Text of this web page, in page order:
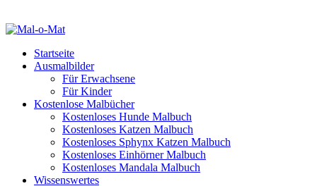
Startseite
Ausmalbilder
Für Erwachsene
Für Kinder
Kostenlose Malbücher
Kostenloses Hunde Malbuch
Kostenloses Katzen Malbuch
Kostenloses Sphynx Katzen Malbuch
Kostenloses Einhörner Malbuch
Kostenloses Mandala Malbuch
Wissenswertes